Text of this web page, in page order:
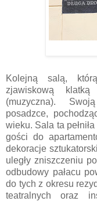
Kolejną salą,
zjawiskową
(muzyczna).
posadzce,
wieku. Sala ta
gości do
dekoracje
uległy zniszczeniu
odbudowy pałacu
do tych z okresu
teatralnych oraz